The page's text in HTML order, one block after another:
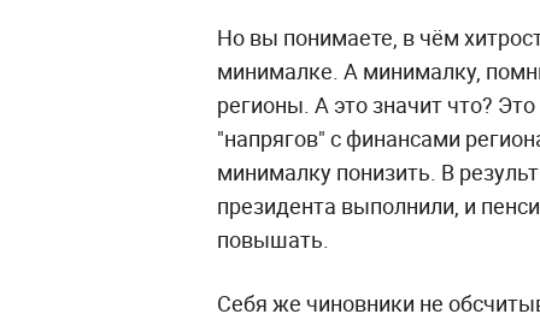
Но вы понимаете, в чём
минималке. А минималку,
регионы. А это значит что?
"напрягов" с финансами
минималку понизить. В
президента выполнили, и
повышать.
Себя же чиновники не